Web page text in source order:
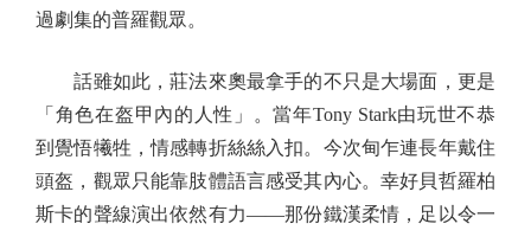
過劇集的普羅觀眾。
話雖如此，莊法來奧最拿手的不只是大場面，更是
「角色在盔甲內的人性」。當年Tony Stark由玩世不恭
到覺悟犧牲，情感轉折絲絲入扣。今次甸乍連長年戴住
頭盔，觀眾只能靠肢體語言感受其內心。幸好貝哲羅柏
斯卡的聲線演出依然有力——那份鐵漢柔情，足以令一